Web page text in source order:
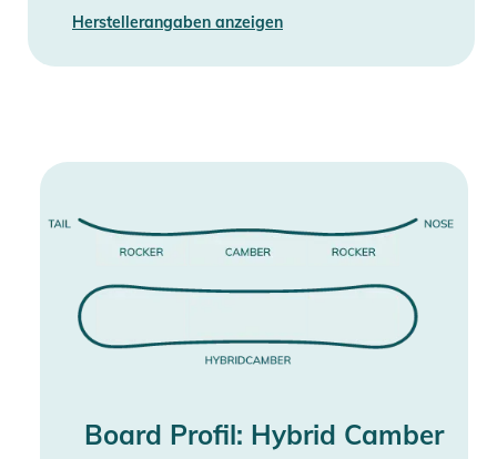
finden Sie direkt am Produkt.
Herstellerangaben anzeigen
Board Profil: Hybrid Camber